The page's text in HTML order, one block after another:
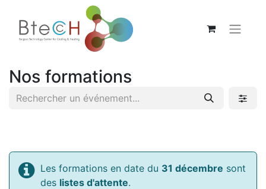
Nos formations
Les formations en date du 31 décembre sont
des listes d'attente.